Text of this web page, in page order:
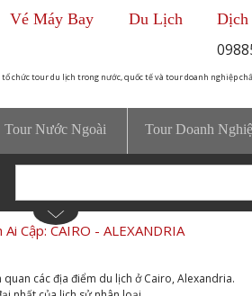
chức tour du lịch trong nước, quốc tế và tour doanh nghiệp
Vé Máy Bay Du Lịch Dịch
Tour Nước Ngoài Tour Doanh
Cập: CAIRO - ALEXANDRIA
các địa điểm du lịch ở Cairo, Alexandria.